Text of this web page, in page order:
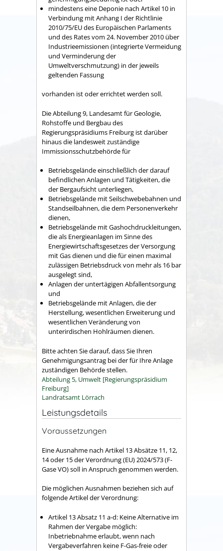
mindestens eine Deponie nach Artikel 10 in
Verbindung mit Anhang I der Richtlinie
2010/75/EU des Europäischen Parlaments
und des Rates vom 24. November 2010 über
Industrieemissionen (integrierte Vermeidung
und Verminderung der
Umweltverschmutzung) in der jeweils
geltenden Fassung
vorhanden ist oder errichtet werden soll.
Die Abteilung 9, Landesamt für Geologie,
Rohstoffe und Bergbau des
Regierungspräsidiums Freiburg ist darüber
hinaus die landesweit zuständige
Immissionsschutzbehörde für
Betriebsgelände einschließlich der darauf
befindlichen Anlagen und Tätigkeiten, die
der Bergaufsicht unterliegen,
Betriebsgelände mit Seilschwebebahnen und
Standseilbahnen, die dem Personenverkehr
dienen,
Betriebsgelände mit Gashochdruckleitungen,
die als Energieanlagen im Sinne des
Energiewirtschaftsgesetzes der Versorgung
mit Gas dienen und die für einen maximal
zulässigen Betriebsdruck von mehr als 16 bar
ausgelegt sind,
Anlagen der untertägigen Abfallentsorgung
und
Betriebsgelände mit Anlagen, die der
Herstellung, wesentlichen Erweiterung und
wesentlichen Veränderung von
unterirdischen Hohlräumen dienen.
Bitte achten Sie darauf, dass Sie Ihren
Genehmigungsantrag bei der für Ihre Anlage
zuständigen Behörde stellen.
Abteilung 5, Umwelt [Regierungspräsidium
Freiburg]
Landratsamt Lörrach
Leistungsdetails
Voraussetzungen
Eine Ausnahme nach Artikel 13 Absätze 11, 12,
14 oder 15 der Verordnung (EU) 2024/573 (F-
Gase VO) soll in Anspruch genommen werden.
Die möglichen Ausnahmen beziehen sich auf
folgende Artikel der Verordnung:
Artikel 13 Absatz 11 a-d: Keine Alternative im
Rahmen der Vergabe möglich:
Inbetriebnahme erlaubt, wenn nach
Vergabeverfahren keine F-Gas-freie oder